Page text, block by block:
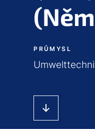
PRŮMYSL